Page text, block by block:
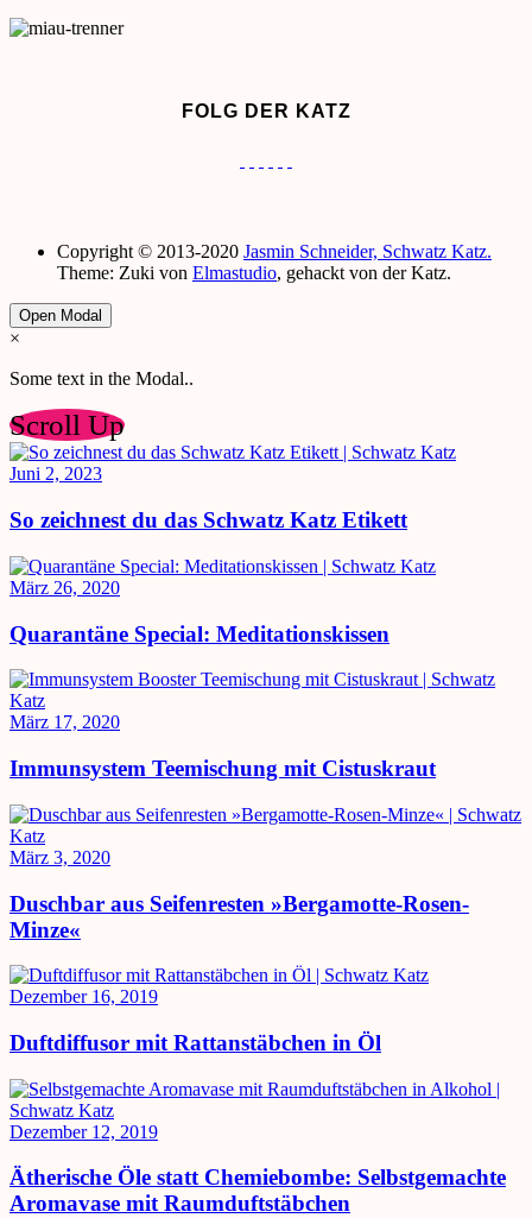
FOLG DER KATZ
Copyright © 2013-2020 Jasmin Schneider, Schwatz Katz.
Theme: Zuki von Elmastudio, gehackt von der Katz.
Open Modal
×
Some text in the Modal..
Scroll Up
Juni 2, 2023
So zeichnest du das Schwatz Katz Etikett
März 26, 2020
Quarantäne Special: Meditationskissen
März 17, 2020
Immunsystem Teemischung mit Cistuskraut
März 3, 2020
Duschbar aus Seifenresten »Bergamotte-Rosen-
Minze«
Dezember 16, 2019
Duftdiffusor mit Rattanstäbchen in Öl
Dezember 12, 2019
Ätherische Öle statt Chemiebombe: Selbstgemachte
Aromavase mit Raumduftstäbchen